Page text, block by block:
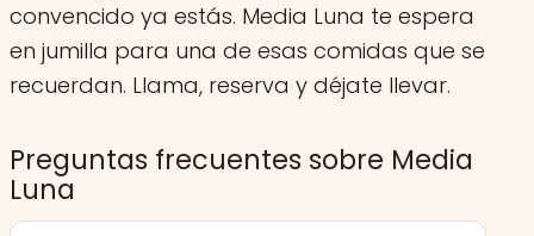
convencido ya estás. Media Luna te espera
en jumilla para una de esas comidas que se
recuerdan. Llama, reserva y déjate llevar.
Preguntas frecuentes sobre Media
Luna